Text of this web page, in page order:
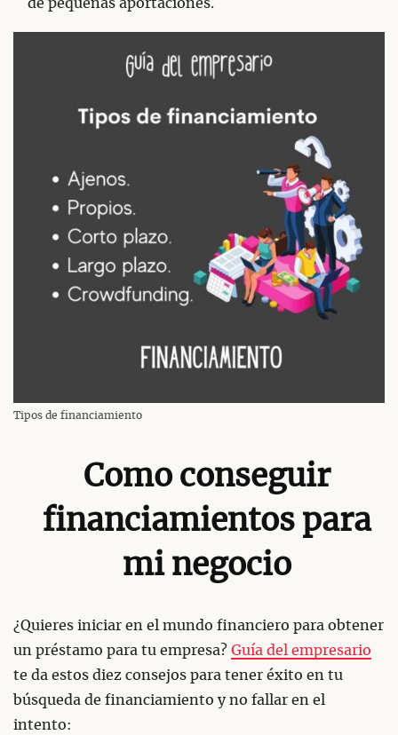
de pequeñas aportaciones.
Tipos de financiamiento
Como conseguir
financiamientos para
mi negocio
¿Quieres iniciar en el mundo financiero para obtener
un préstamo para tu empresa? Guía del empresario
te da estos diez consejos para tener éxito en tu
búsqueda de financiamiento y no fallar en el
intento: